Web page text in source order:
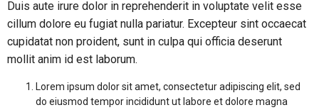
Duis aute irure dolor in reprehenderit in voluptate velit esse
cillum dolore eu fugiat nulla pariatur. Excepteur sint occaecat
cupidatat non proident, sunt in culpa qui officia deserunt
mollit anim id est laborum.
Lorem ipsum dolor sit amet, consectetur adipiscing elit, sed
do eiusmod tempor incididunt ut labore et dolore magna